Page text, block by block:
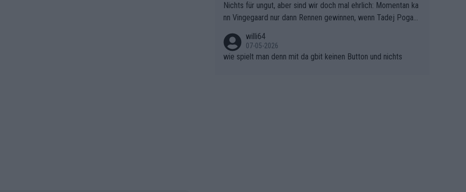
große Finale Richtung Nizza. Niewiadoma hat psychologisch O
berwasser, aber SD Worx und Vollering müssen jetzt All-In ge
hen. (gregmann)
Nichts für ungut, aber sind wir doch mal ehrlich: Momentan ka
nn Vingegaard nur dann Rennen gewinnen, wenn Tadej Pogaca
willi64
07-05-2026
wie spielt man denn mit da gbit keinen Button und nichts